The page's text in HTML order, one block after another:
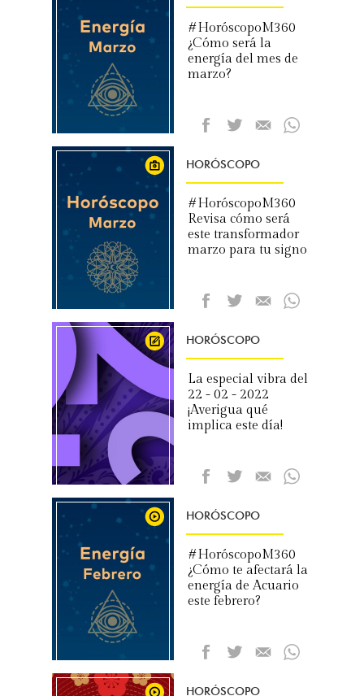
#HoróscopoM360
¿Cómo será la
energía del mes de
marzo?
HORÓSCOPO
#HoróscopoM360
Revisa cómo será
este transformador
marzo para tu signo
HORÓSCOPO
La especial vibra del
22 - 02 - 2022
¡Averigua qué
implica este día!
HORÓSCOPO
#HoróscopoM360
¿Cómo te afectará la
energía de Acuario
este febrero?
HORÓSCOPO